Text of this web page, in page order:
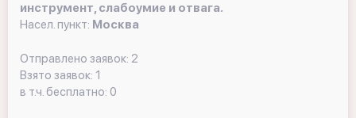
инструмент, слабоумие и отвага.
Насел. пункт: Москва
Отправлено заявок: 2
Взято заявок: 1
в т.ч. бесплатно: 0